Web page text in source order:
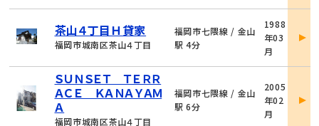
茶山４丁目Ｈ貸家
福岡市城南区茶山４丁目
福岡市七隈線 / 金山
駅 4分
1988
年03
月
詳
ＳＵＮＳＥＴ ＴＥＲＲ
ＡＣＥ ＫＡＮＡＹＡＭ
Ａ
福岡市城南区茶山４丁目
福岡市七隈線 / 金山
駅 6分
2005
年02
月
詳